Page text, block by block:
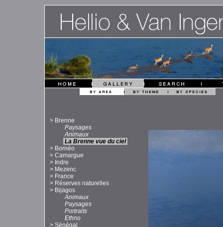
> Brenne
Paysages
Animaux
La Brenne vue du ciel
> Bornéo
> Camargue
> Indre
> Mezenc
> France
> Réserves naturelles
> Bijagos
Animaux
Paysages
Portraits
Ethno
> Sénégal